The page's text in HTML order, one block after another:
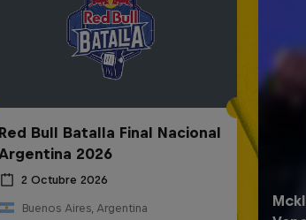
Red Bull Batalla Final Nacional
2026
2 Octubre 2026
Buenos Aires, Argentina